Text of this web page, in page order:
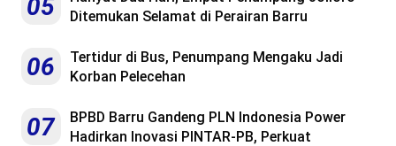
05
Ditemukan Selamat di Perairan Barru
06
Tertidur di Bus, Penumpang Mengaku Jadi
Korban Pelecehan
07
BPBD Barru Gandeng PLN Indonesia Power
Hadirkan Inovasi PINTAR-PB, Perkuat